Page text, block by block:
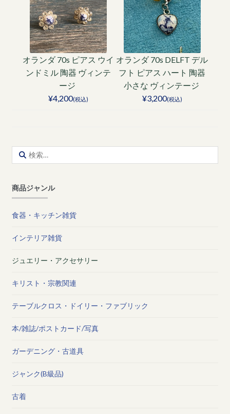
オランダ 70s ピアス ウイ
ンドミル 陶器 ヴィンテ
ージ
¥4,200(税込)
オランダ 70s DELFT デル
フト ピアス ハート 陶器
小さな ヴィンテージ
¥3,200(税込)
索:
商品ジャンル
食器・キッチン雑貨
インテリア雑貨
ジュエリー・アクセサリー
キリスト・宗教関連
テーブルクロス・ドイリー・ファブリック
本/雑誌/ポストカード/写真
ガーデニング・古道具
ジャンク(B級品)
古着